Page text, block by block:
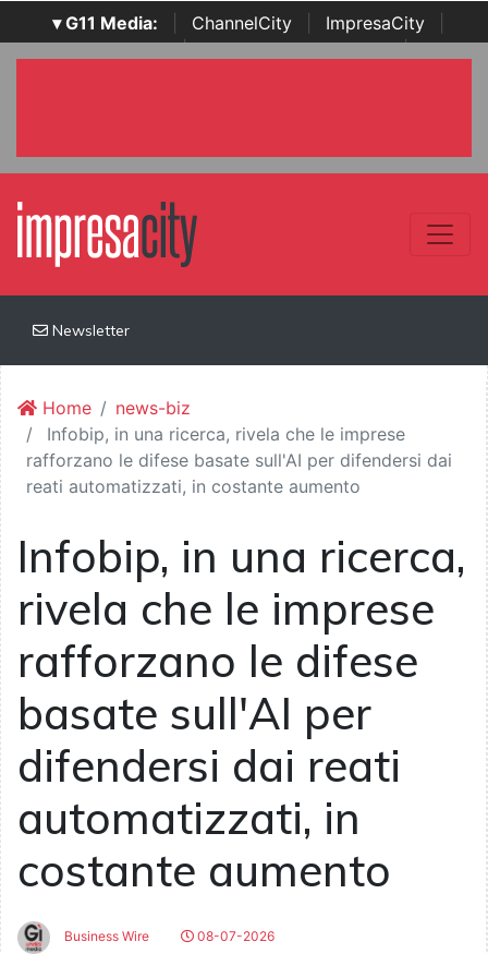
▾ G11 Media: ChannelCity ImpresaCity
SecurityOpenLab | Italian Channel Awards | Italian
Newsletter
Home
news-biz
Infobip, in una ricerca, rivela che le imprese
rafforzano le difese basate sull'AI per difendersi dai
reati automatizzati, in costante aumento
Infobip, in una ricerca,
rivela che le imprese
rafforzano le difese
basate sull'AI per
difendersi dai reati
automatizzati, in
costante aumento
Business Wire
08-07-2026